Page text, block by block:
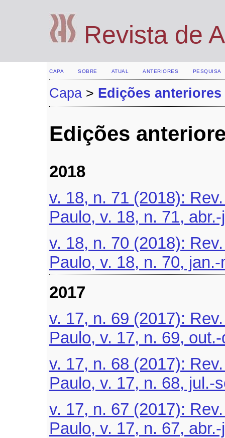
Revista de
CAPA SOBRE ATUAL ANTERIORES PESQUISA
Capa > Edições anteriores
Edições
2018
v. 18, n. 71 (2018):
Paulo, v. 18, n. 71,
v. 18, n. 70 (2018):
Paulo, v. 18, n. 70,
2017
v. 17, n. 69 (2017):
Paulo, v. 17, n. 69,
v. 17, n. 68 (2017):
Paulo, v. 17, n. 68, jul.-
v. 17, n. 67 (2017):
Paulo, v. 17, n. 67,